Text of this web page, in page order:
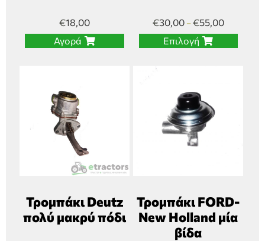
€18,00
Αγορά
€30,00–€55,00
Επιλογή
Τρομπάκι Deutz
πολύ μακρύ πόδι
Τρομπάκι FORD-
New Holland μία
βίδα